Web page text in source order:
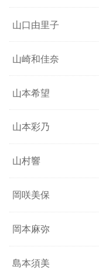
山口由里子
山崎和佳奈
山本希望
山本彩乃
山村響
岡咲美保
岡本麻弥
島本須美